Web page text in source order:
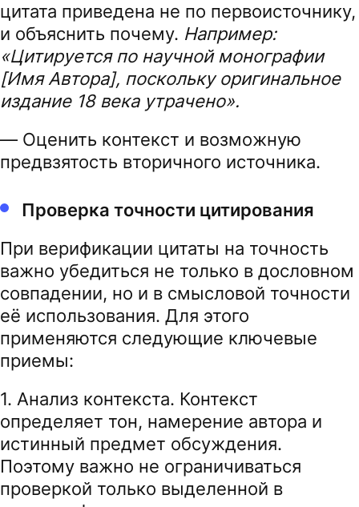
цитата приведена не по первоисточнику,
и объяснить почему. Например:
«Цитируется по научной монографии
[Имя Автора], поскольку оригинальное
издание 18 века утрачено».
— Оценить контекст и возможную
предвзятость вторичного источника.
Проверка точности цитирования
При верификации цитаты на точность
важно убедиться не только в дословном
совпадении, но и в смысловой точности
её использования. Для этого
применяются следующие ключевые
приемы:
1. Анализ контекста. Контекст
определяет тон, намерение автора и
истинный предмет обсуждения.
Поэтому важно не ограничиваться
проверкой только выделенной в